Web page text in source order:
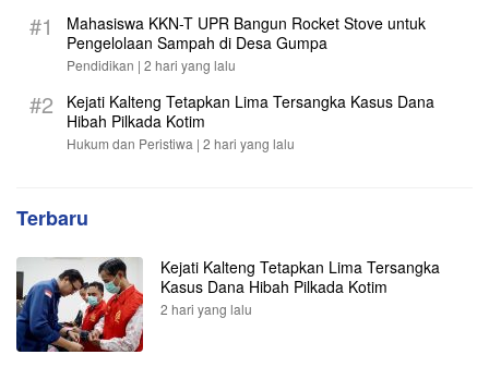
#1
Mahasiswa KKN-T UPR Bangun Rocket Stove untuk
Pengelolaan Sampah di Desa Gumpa
Pendidikan | 2 hari yang lalu
#2
Kejati Kalteng Tetapkan Lima Tersangka Kasus Dana
Hibah Pilkada Kotim
Hukum dan Peristiwa | 2 hari yang lalu
Terbaru
Kejati Kalteng Tetapkan Lima Tersangka
Kasus Dana Hibah Pilkada Kotim
2 hari yang lalu